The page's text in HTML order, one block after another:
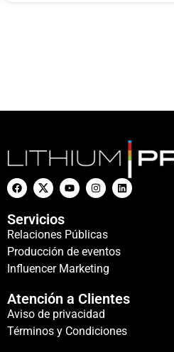
Servicios
Relaciones Públicas
Producción de eventos
Influencer Marketing
Atención a Clientes
Aviso de privacidad
Términos y Condiciones